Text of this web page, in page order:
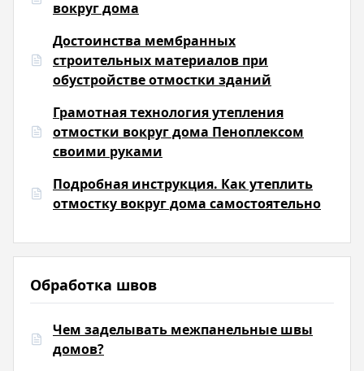
вокруг дома
Достоинства мембранных
строительных материалов при
обустройстве отмостки зданий
Грамотная технология утепления
отмостки вокруг дома Пеноплексом
своими руками
Подробная инструкция. Как утеплить
отмостку вокруг дома самостоятельно
Обработка швов
Чем заделывать межпанельные швы
домов?